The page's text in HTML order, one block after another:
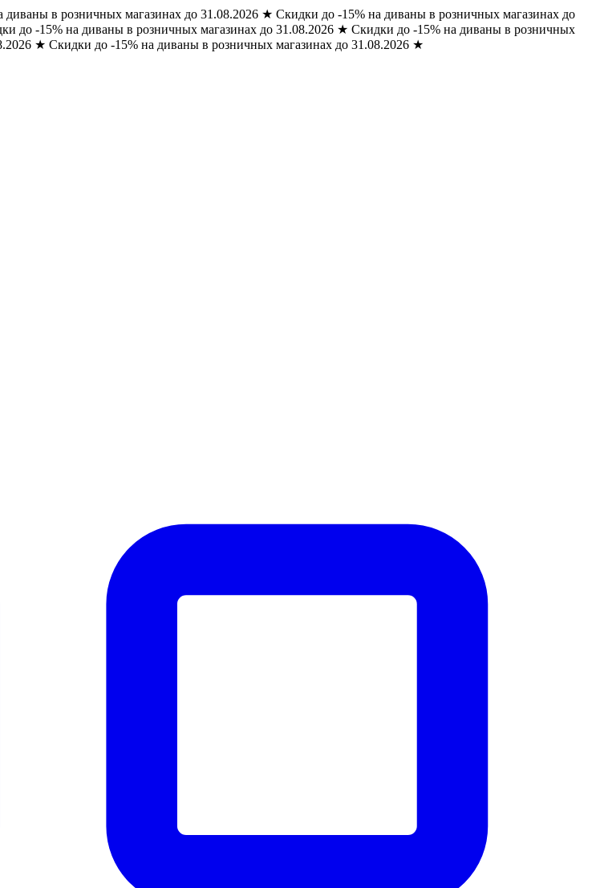
диваны в розничных магазинах до 31.08.2026 ★ Скидки до -15% на диваны в розничных магазинах до
до -15% на диваны в розничных магазинах до 31.08.2026 ★ Скидки до -15% на диваны в розничных
★ Скидки до -15% на диваны в розничных магазинах до 31.08.2026 ★